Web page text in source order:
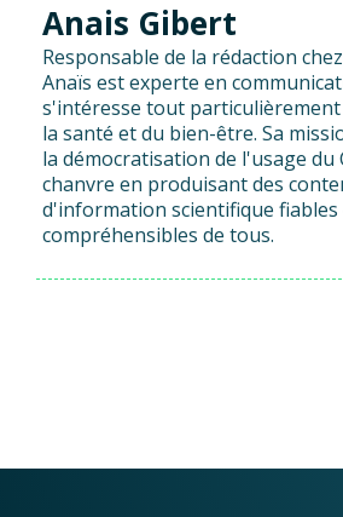
Anais Gibert
Responsable de la rédaction
Anaïs est experte en
s'intéresse tout particulièrement
la santé et du bien-être. Sa
la démocratisation de l'usage du
chanvre en produisant des
d'information scientifique fiables
compréhensibles de tous.